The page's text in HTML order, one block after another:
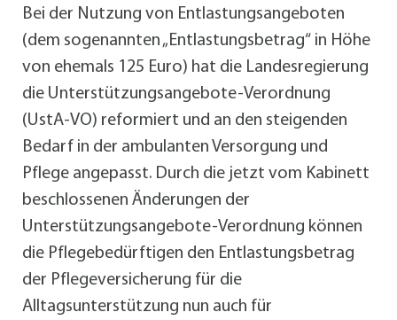
Bei der Nutzung von Entlastungsangeboten
(dem sogenannten „Entlastungsbetrag“ in Höhe
von ehemals 125 Euro) hat die Landesregierung
die Unterstützungsangebote-Verordnung
(UstA-VO) reformiert und an den steigenden
Bedarf in der ambulanten Versorgung und
Pflege angepasst. Durch die jetzt vom Kabinett
beschlossenen Änderungen der
Unterstützungsangebote-Verordnung können
die Pflegebedürftigen den Entlastungsbetrag
der Pflegeversicherung für die
Alltagsunterstützung nun auch für